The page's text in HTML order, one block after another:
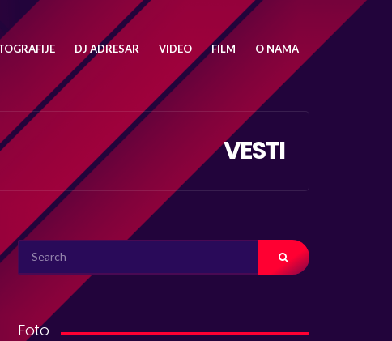
DJ ADRESAR VIDEO FILM O NAMA
VESTI
SEARCH
FOR:
Foto